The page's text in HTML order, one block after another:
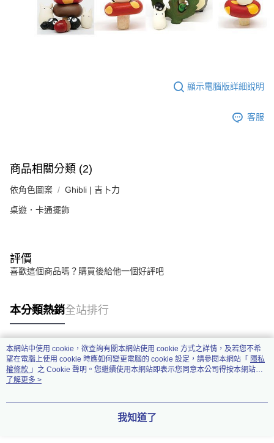
顯示電腦版詳細說明
客服
商品相關分類 (2)
依角色圖案 Ghibli | 吉卜力
桌遊．卡通擺飾
評價
喜歡這個商品嗎？購買後給他一個好評吧
本分類熱銷全站排行
熱門標籤
本網站中使用 cookie，欲查詢有關本網站使用 cookie 方式之詳情，及若您不希
望在電腦上使用 cookie 時應如何變更電腦的 cookie 設定，請參閱本網站「 隱私
權條款 」之 Cookie 聲明。您繼續使用本網站即表示您同意本公司得按本網站使
用條款之 Cookie 聲明使用 cookie。
了解更多 >
我知道了